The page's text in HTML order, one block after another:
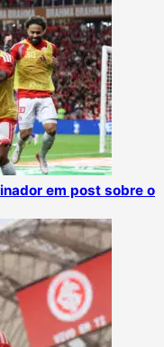
em post sobre o